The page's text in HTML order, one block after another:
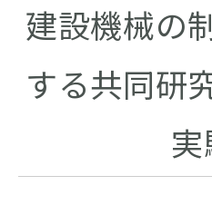
建設機械の
する共同研